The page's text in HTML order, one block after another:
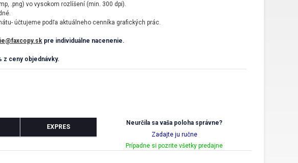
.png) vo vysokom rozlíšení (min. 300 dpi).
účtujeme podľa aktuálneho cenníka grafických prác.
pre individuálne nacenenie.
z ceny objednávky.
EXPRES
Neurčila sa vaša poloha správne?
Zadajte ju ručne
Prípadne si pozrite všetky predajne